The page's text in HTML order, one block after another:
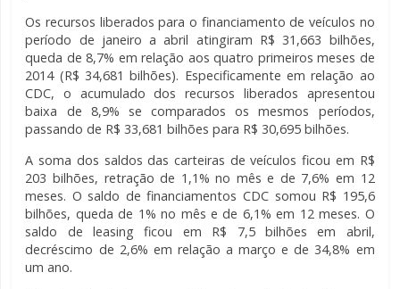
Os recursos liberados para o financiamento de veículos no
período de janeiro a abril atingiram R$ 31,663 bilhões,
queda de 8,7% em relação aos quatro primeiros meses de
2014 (R$ 34,681 bilhões). Especificamente em relação ao
CDC, o acumulado dos recursos liberados apresentou
baixa de 8,9% se comparados os mesmos períodos,
passando de R$ 33,681 bilhões para R$ 30,695 bilhões.
A soma dos saldos das carteiras de veículos ficou em R$
203 bilhões, retração de 1,1% no mês e de 7,6% em 12
meses. O saldo de financiamentos CDC somou R$ 195,6
bilhões, queda de 1% no mês e de 6,1% em 12 meses. O
saldo de leasing ficou em R$ 7,5 bilhões em abril,
decréscimo de 2,6% em relação a março e de 34,8% em
um ano.